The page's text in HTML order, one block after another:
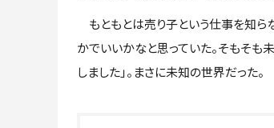
もともとは売り子という仕事を知ら
かでいいかなと思っていた。そもそも
しました」。まさに未知の世界だった。